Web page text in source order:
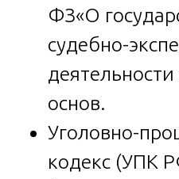
ФЗ«О
судебно-
основ.
Уголовно-
кодекс (УПК